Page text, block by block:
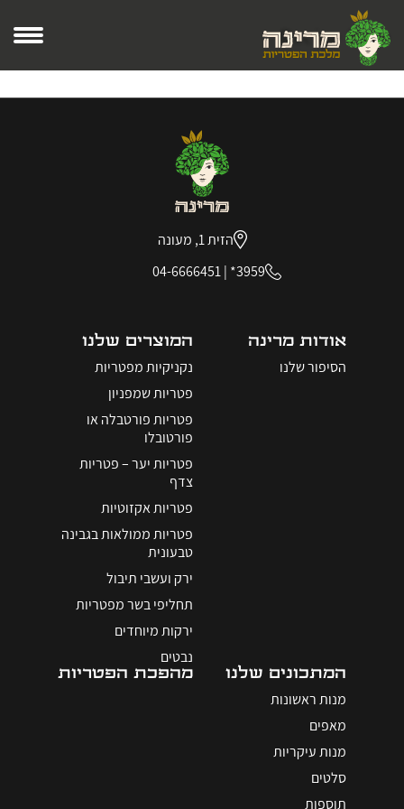
Recipe Page
הזית 1, מעונה
3959*
|
04-6666451
אודות מרינה
הסיפור שלנו
המוצרים שלנו
נקניקיות מפטריות
פטריות שמפניון
פטריות פורטבלה או
פורטובלו
פטריות יער – פטריות
צדף
פטריות אקזוטיות
פטריות ממולאות בגבינה
טבעונית
ירק ועשבי תיבול
תחליפי בשר מפטריות
ירקות מיוחדים
נבטים
המתכונים שלנו
מנות ראשונות
מאפים
מנות עיקריות
סלטים
תוספות
מהפכת הפטריות